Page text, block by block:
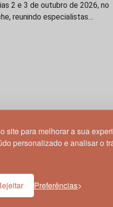
site para melhorar a sua
personalizado e analisar o
Preferências
2 e 3 de outubro de 2026, no
reunindo especialistas…
| Portugal